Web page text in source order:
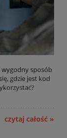
wygodny sposób
gdzie jest kod
czytaj całość »